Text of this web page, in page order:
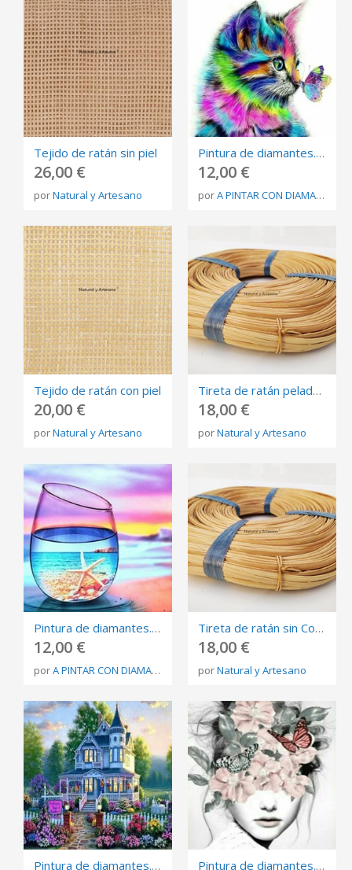
Tejido de ratán sin piel
26,00 €
porNatural y Artesano
Pintura de diamantes. Cuadro de manualidades de lienzo 30X30cms Ref: shgame18200602287
12,00 €
porA PINTAR CON DIAMANTES
Tejido de ratán con piel
20,00 €
porNatural y Artesano
Tireta de ratán pelada 5-6 mm.
18,00 €
porNatural y Artesano
Pintura de diamantes. Cuadro de manualidades de lienzo 30X30cms Ref: shdiysup18200907714
12,00 €
porA PINTAR CON DIAMANTES
Tireta de ratán sin Corteza
18,00 €
porNatural y Artesano
Pintura de diamantes. Cuadro de manualidades de lienzo 30X30cms Ref: shdiysup18200907714 Pintura de diamantes. Cuadro de manualidades de lienzo 30X40cms Ref: shdiysup18200915410